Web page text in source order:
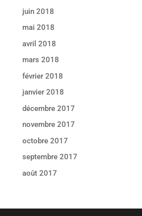
juin 2018
mai 2018
avril 2018
mars 2018
février 2018
janvier 2018
décembre 2017
novembre 2017
octobre 2017
septembre 2017
août 2017